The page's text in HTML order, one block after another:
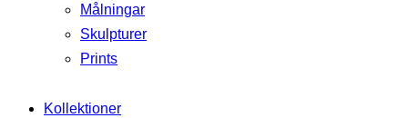
Målningar
Skulpturer
Prints
Kollektioner